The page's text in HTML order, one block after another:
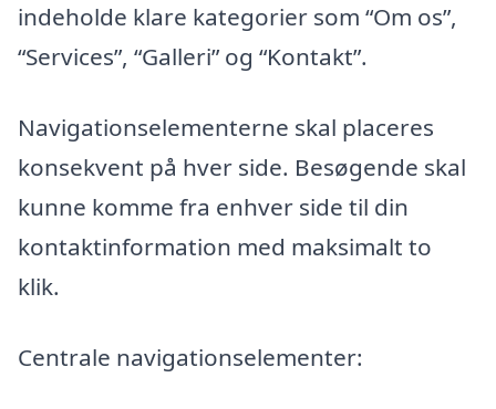
indeholde klare kategorier som “Om os”,
“Services”, “Galleri” og “Kontakt”.
Navigationselementerne skal placeres
konsekvent på hver side. Besøgende skal
kunne komme fra enhver side til din
kontaktinformation med maksimalt to
klik.
Centrale navigationselementer: